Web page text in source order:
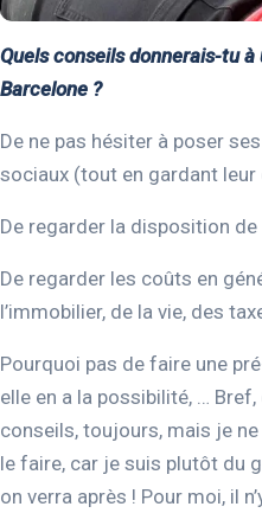
Quels conseils donnerais-tu
Barcelone ?
De ne pas hésiter à poser
sociaux (tout en gardant
De regarder la disposition
De regarder les coûts en
l’immobilier, de la vie, des
Pourquoi pas de faire une
elle en a la possibilité, …
conseils, toujours, mais je
le faire, car je suis plutôt du
on verra après ! Pour moi, il